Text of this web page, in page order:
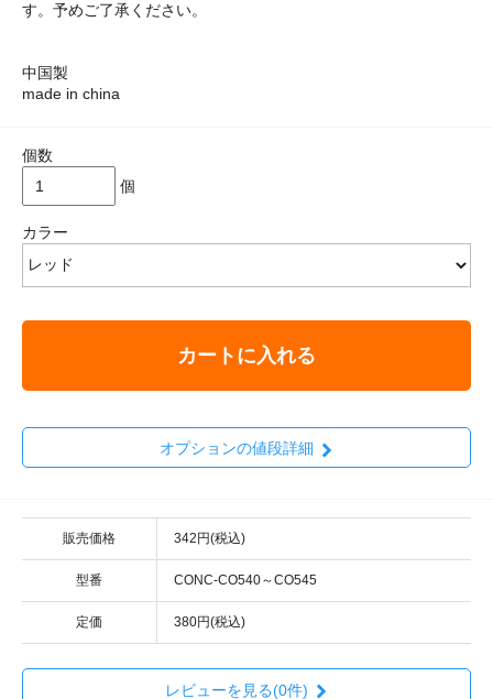
す。予めご了承ください。
中国製
made in china
個数
個
カラー
カートに入れる
オプションの値段詳細
販売価格 342円(税込)
型番 CONC-CO540～CO545
定価 380円(税込)
レビューを見る(0件)